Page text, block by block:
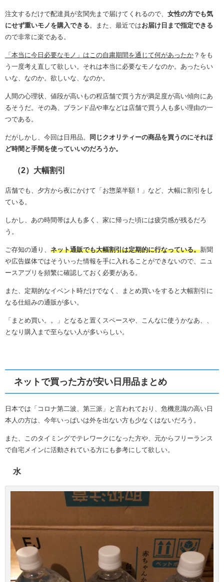
注文するだけで配達員が玄関先まで届けてくれるので、 女性の方でも気
にせず重いモノを購入できる 。また、最近ではお届け日まで指定できる
ので非常に楽である。
「本当に今日必要なモノ」はこの自粛期間を通じて何があったか ？をも
う一度考え直して欲しい。それは本当に必要なモノなのか。あったらい
いな、なのか。欲しいな、なのか。
人間の心理状、値段が高いもの程店舗で買う方が満足度が高い傾向にあ
るそうだ。その為、ブランド品や車などは店舗で買う人も多い理由の一
つである。
だがしかし、今回は日用品。
同じクオリティーの商品を買うのにそれほ
ど時間と手間を使っていいのだろうか。
（2）大幅割引
店舗でも、夕方から夜にかけて「お惣菜半額！」など、大幅に割引をし
ている。
しかし、あの時間帯は人も多く、家に帰った頃には疲労感が残るだろ
う。
ご存知の通り、 ネット通販でも大幅割引は定期的に行なっている。新聞
や広告媒体ではそういった情報を手に入れることができないので、ニュ
ースアプリを頻繁に確認しておく必要がある。
また、定期的なイベント時だけでなく、まとめ買いをすると大幅割引に
なる仕組みの通販が多い。
「まとめ買い。。」となると置くスペースや、こんなに使うかなあ、、
となり購入まで至らない人が多いらしい。
ネットで買った方が安い日用品まとめ
日本では「コロナ第二波、第三派」と言われており、危機意識の高い日
本人の方は、今年いっぱいは外を出ない方も少なくはないだろう。
また、このタイミングでテレワークになった方や、元からフリーランス
で自宅メインに活動されている方にも参考にして欲しい。
水